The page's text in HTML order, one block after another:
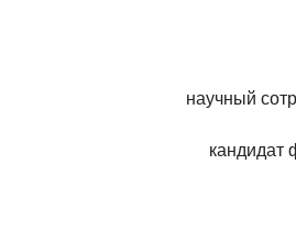
научный
кандидат